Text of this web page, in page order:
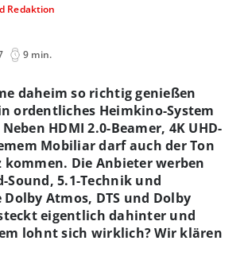
Redaktion
9 min.
daheim so richtig genießen
ordentliches Heimkino-System
HDMI 2.0-Beamer, 4K UHD-
Mobiliar darf auch der Ton
Die Anbieter werben
Sound, 5.1-Technik und
Atmos, DTS und Dolby
eigentlich dahinter und
lohnt sich wirklich? Wir klären